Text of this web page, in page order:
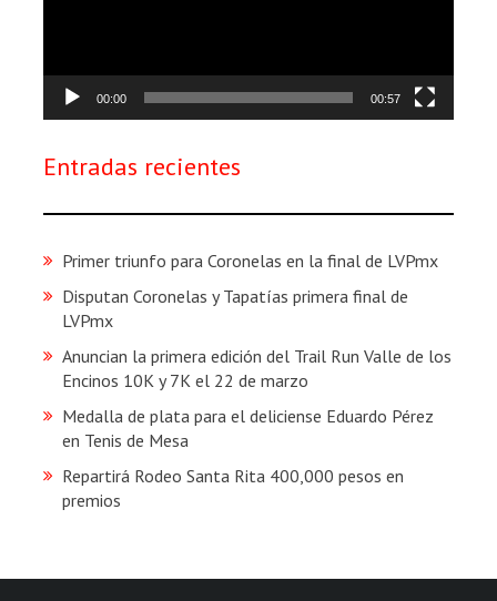
00:00 00:57
Entradas recientes
Primer triunfo para Coronelas en la final de LVPmx
Disputan Coronelas y Tapatías primera final de
LVPmx
Anuncian la primera edición del Trail Run Valle de los
Encinos 10K y 7K el 22 de marzo
Medalla de plata para el deliciense Eduardo Pérez
en Tenis de Mesa
Repartirá Rodeo Santa Rita 400,000 pesos en
premios